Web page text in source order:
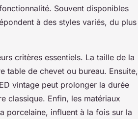
Souvent disponibles
à des styles variés, du plus
critères essentiels. La taille de la
table de chevet ou bureau. Ensuite,
vintage peut prolonger la durée
classique. Enfin, les matériaux
porcelaine, influent à la fois sur la